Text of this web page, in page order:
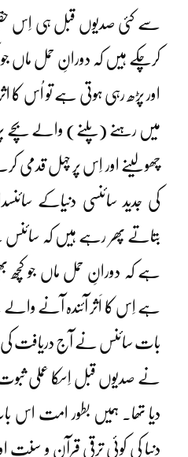
سے کئی صدیوں قبل ہی اِس
کرچکے ہیں کہ دورانِ حمل ماں
اور پڑھ رہی ہوتی ہے تو اُس کا
میں رہنے (پلنے) والے بچے پر
چھولینے اور اِس پر چہل قدمی
کی جدید سائنسی دنیاکے
بتاتے پھر رہے ہیں کہ سائنس
ہے کہ دورانِ حمل ماں جو کچھ
ہے اِس کا اَثر آئندہ آنے والے
بات سائنس نے آج دریافت کی
نے صدیوں قبل اِسکا عملی
دیا تھا۔ ہمیں بطور امت اس بات
دنیا کی کوئی ترقی قرآن و سنت